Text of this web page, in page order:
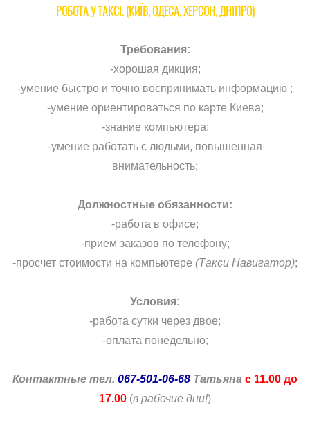
РОБОТА У ТАКСІ. (КИЇВ, ОДЕСА, ХЕРСОН, ДНІПРО)
Требования:
-хорошая дикция;
-умение быстро и точно воспринимать информацию ;
-умение ориентироваться по карте Киева;
-знание компьютера;
-умение работать с людьми, повышенная
внимательность;
Должностные обязанности:
-работа в офисе;
-прием заказов по телефону;
-просчет стоимости на компьютере (Такси Навигатор);
Условия:
-работа сутки через двое;
-оплата понедельно;
Контактные тел. 067-501-06-68 Татьяна с 11.00 до
17.00 (в рабочие дни!)